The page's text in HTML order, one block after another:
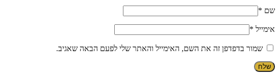
שם *
אימייל *
שמור בדפדפן זה את השם, האימייל והאתר שלי לפעם הבאה שאגיב.